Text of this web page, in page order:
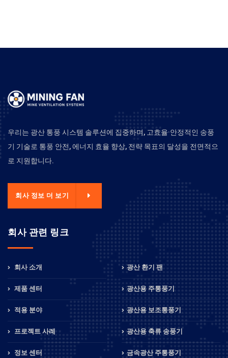
우리는 광산 통풍 시스템 솔루션에 집중하며, 고효율·안정적인 송풍
기 기술로 통풍 안전, 에너지 효율 향상, 전략 목표의 달성을 전면적으
로 지원합니다.
회사 정보 더 보기
회사 관련 링크
회사 소개
제품 센터
적용 분야
프로젝트 사례
정보 센터
광산 환기 팬
광산용 주통풍기
광산용 보조통풍기
광산용 축류 송풍기
금속광산 주통풍기